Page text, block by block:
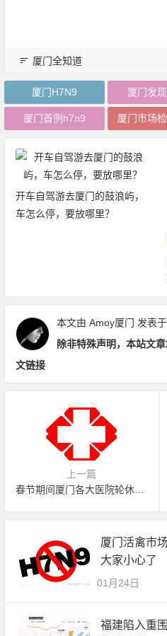
厦门全知道
厦门H7N9 厦门发
厦门首例h7n9 厦门市场
开车自驾游去厦门的鼓浪屿，
车怎么停，要放哪里？
本文由 Amoy厦门 发表
除非特殊声明，本站文
文链接
上一篇
春节期间厦门各大医院轮休表出炉
厦门活禽市
大家小心了
01月24日
福建陷入重